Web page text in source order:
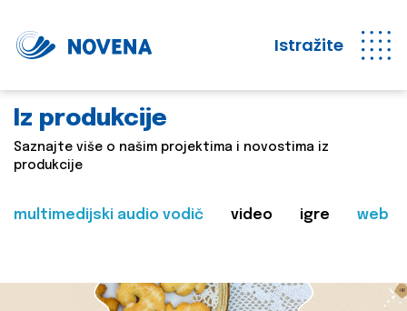
Istražite
Iz produkcije
Saznajte više o našim projektima i novostima iz
produkcije
multimedijski audio vodič video igre web